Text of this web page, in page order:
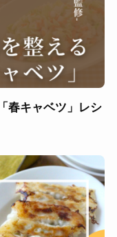
春キャベツ」レシ